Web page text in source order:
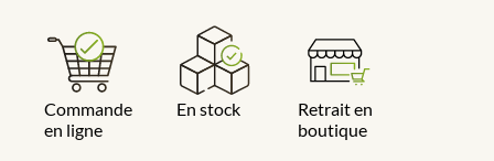
Commande
en ligne
En stock
Retrait en
boutique